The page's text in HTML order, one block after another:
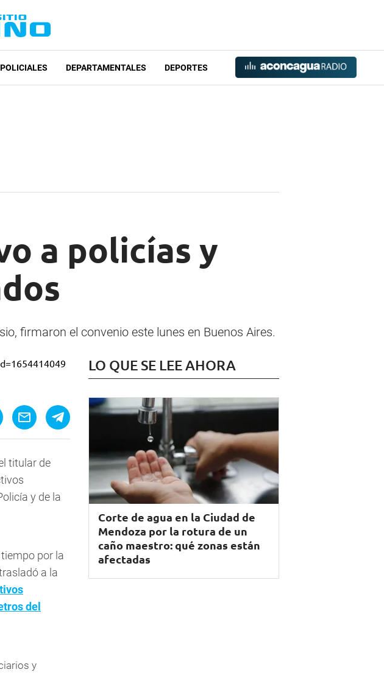
POLICIALES DEPARTAMENTALES DEPORTES
a policías y
firmaron el convenio este lunes en Buenos Aires.
titular de
y de la
por la
a la
del
y
LO QUE SE LEE AHORA
Corte de agua en la Ciudad de
Mendoza por la rotura de un
caño maestro: qué zonas están
afectadas